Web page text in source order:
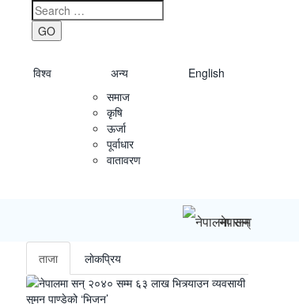
GO
विश्व
अन्य
समाज
कृषि
ऊर्जा
पूर्वाधार
वातावरण
English
नेपालमा सन् २०४०
ताजा लाेकप्रिय